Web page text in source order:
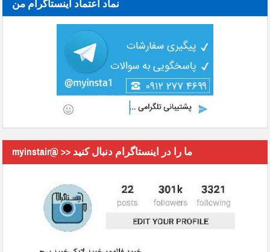
نماد اعتماد اینستاگرام من
myinstair@ >> ما را در اینستاگرام دنبال کنید